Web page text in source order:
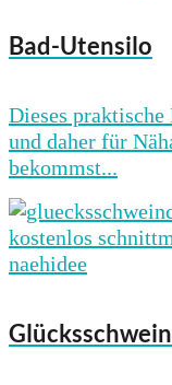
Bad-Utensilo
Dieses
und daher für
bekommst...